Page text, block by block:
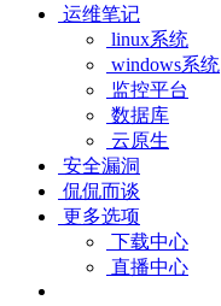
运维笔记
linux系统
windows系统
监控平台
数据库
云原生
安全漏洞
侃侃而谈
更多选项
下载中心
直播中心